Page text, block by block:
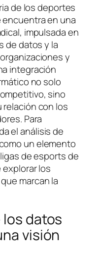
de los deportes
en una
impulsada en
de datos y la
y
integración
no solo
sino
con los
Para
el análisis de
un elemento
de esports de
los
marcan la
los datos
visión